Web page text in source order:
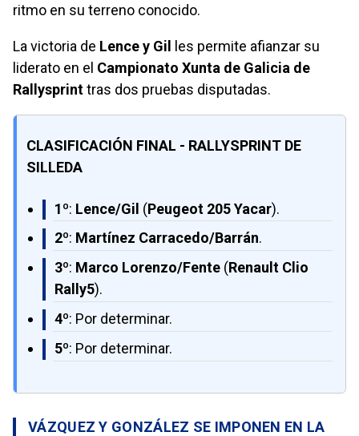
ritmo en su terreno conocido.
La victoria de Lence y Gil les permite afianzar su
liderato en el Campionato Xunta de Galicia de
Rallysprinttras dos pruebas disputadas.
CLASIFICACIÓN FINAL - RALLYSPRINT DE
SILLEDA
1º: Lence/Gil (Peugeot 205 Yacar).
2º: Martínez Carracedo/Barrán.
3º: Marco Lorenzo/Fente (Renault Clio
Rally5).
4º: Por determinar.
5º: Por determinar.
VÁZQUEZ Y GONZÁLEZ SE IMPONEN EN LA